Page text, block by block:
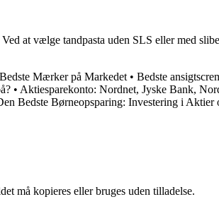
at vælge tandpasta uden SLS eller med
Mærker på Markedet • Bedste
• Aktiesparekonto: Nordnet, Jyske Bank,
Bedste Børneopsparing: Investering i Aktier
må kopieres eller bruges uden tilladelse.